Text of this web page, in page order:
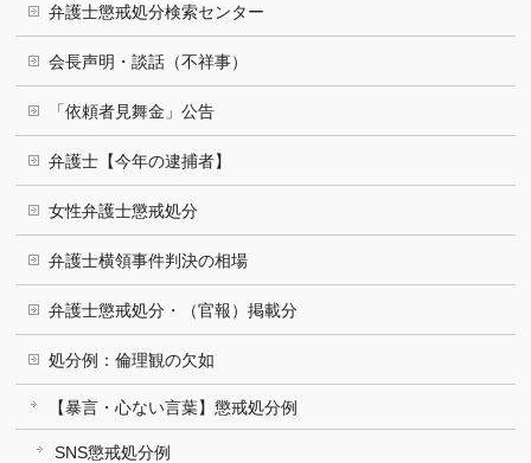
弁護士懲戒処分検索センター
会長声明・談話（不祥事）
「依頼者見舞金」公告
弁護士【今年の逮捕者】
女性弁護士懲戒処分
弁護士横領事件判決の相場
弁護士懲戒処分・（官報）掲載分
処分例：倫理観の欠如
【暴言・心ない言葉】懲戒処分例
SNS懲戒処分例